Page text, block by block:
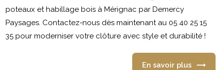
poteaux et habillage bois à Mérignac par Demercy
Paysages. Contactez-nous dès maintenant au 05 40 25 15
35 pour moderniser votre clôture avec style et durabilité !
En savoir plus